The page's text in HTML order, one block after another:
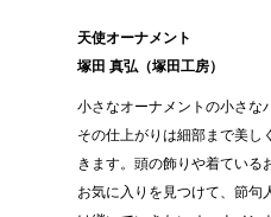
天使オーナメント
塚田 真弘（塚田工房）
小さなオーナメントの小さな
その仕上がりは細部まで美し
きます。頭の飾りや着ている
お気に入りを見つけて、節句